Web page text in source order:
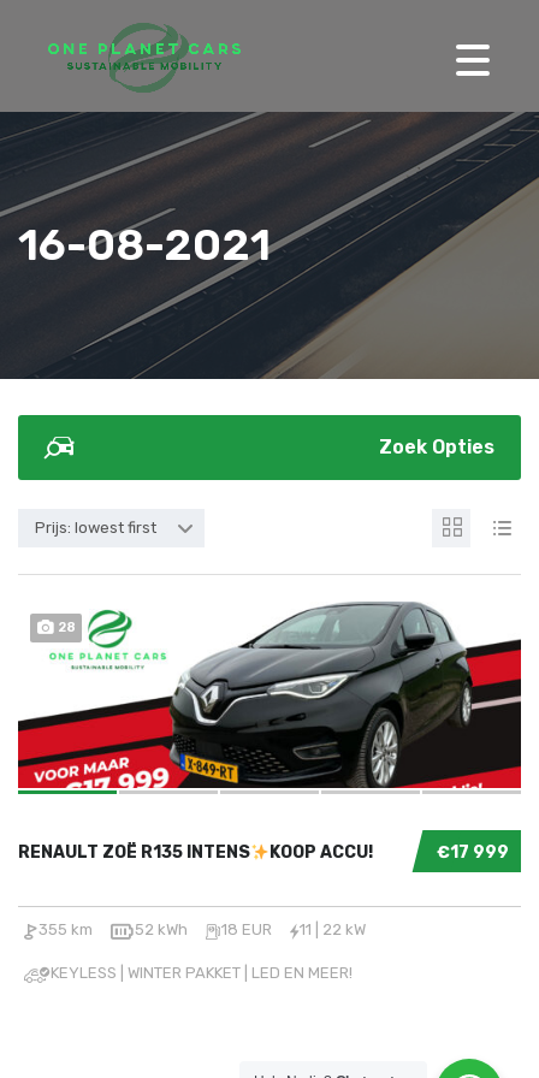
16-08-2021
Zoek Opties
Prijs: lowest first
28
€17 999
RENAULT ZOË R135 INTENS KOOP ACCU!
355 km 52 kWh 18 EUR 11 | 22 kW
KEYLESS | WINTER PAKKET | LED EN MEER!